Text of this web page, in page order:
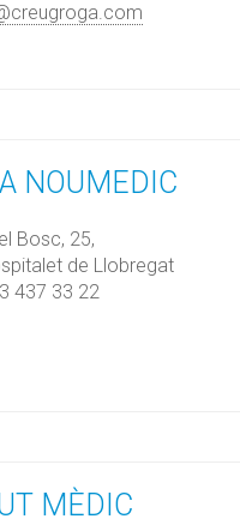
NOUMEDIC
Bosc, 25,
de Llobregat
437 33 22
MÈDIC